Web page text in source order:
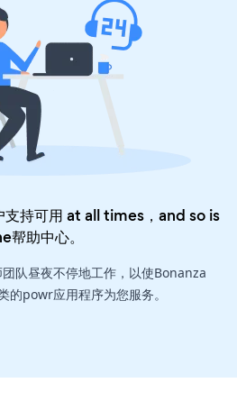
持可用 at all times，and so is
帮助中心。
队昼夜不停地工作，以使Bonanza
powr应用程序为您服务。